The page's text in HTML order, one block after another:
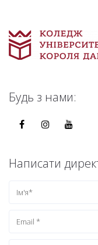
Будь з нами:
Написати